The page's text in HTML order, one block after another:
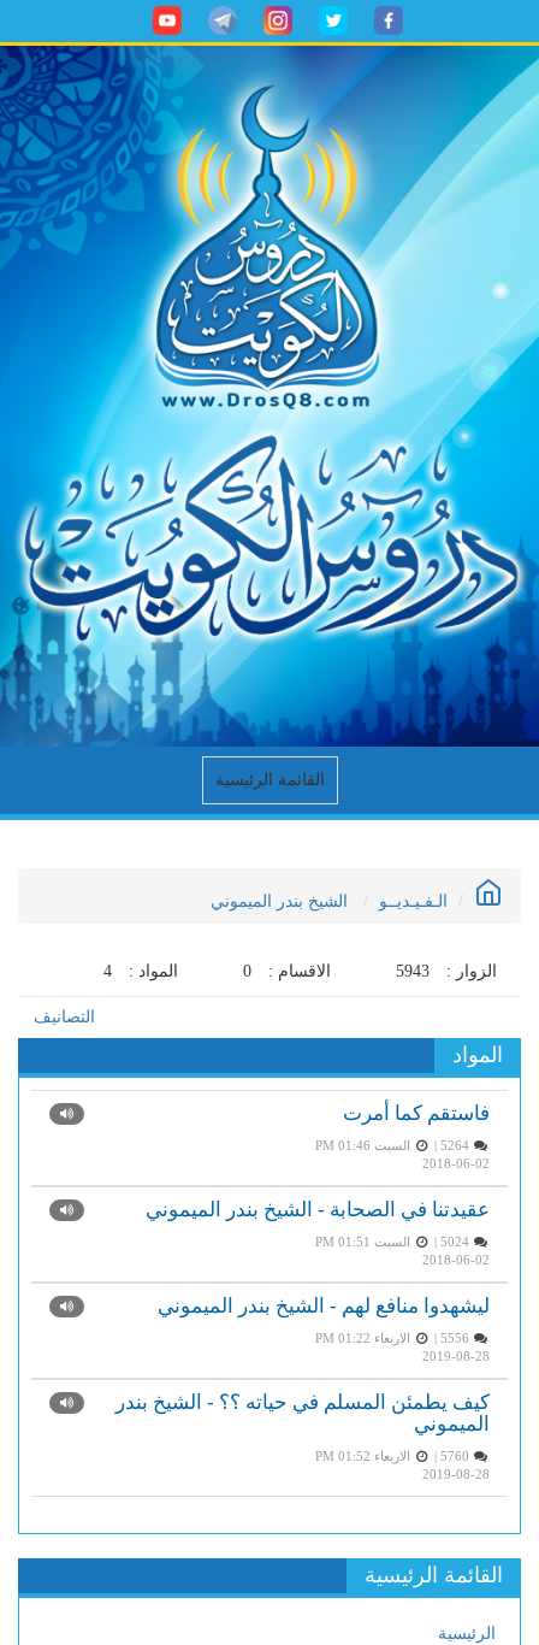
القائمة الرئيسية
الـفـيـديــو الشيخ بندر الميموني
الزوار : 5943 الاقسام : 0 المواد : 4
التصانيف
المواد
فاستقم كما أمرت
5264 |
السبت PM 01:46
2018-06-02
عقيدتنا في الصحابة - الشيخ بندر الميموني
5024 |
السبت PM 01:51
2018-06-02
ليشهدوا منافع لهم - الشيخ بندر الميموني
الاربعاء PM 01:22
2019-08-28
كيف يطمئن المسلم في حياته ؟؟ - الشيخ بندر
الميموني
الاربعاء PM 01:52
2019-08-28
القائمة الرئيسية
الرئيسية